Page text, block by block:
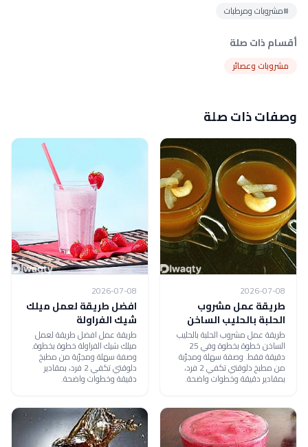
#مشروبات ومرطبات
أقسام ذات صلة
مشروبات وعصائر
وصفات ذات صلة
2026-07-08
طريقة عمل مشروب
الحلبة بالحليب الساخن
طريقة عمل مشروب الحلبة بالحليب
الساخن خطوة بخطوة وفي 25
دقيقة فقط. وصفة سهلة ومجرّبة
من مطبخ دلوقتي تكفي 2 فرد،
بمقادير دقيقة وخطوات واضحة.
2026-07-08
افضل طريقة لعمل ميلك
شيك الفراولة
طريقة عمل افضل طريقة لعمل
ميلك شيك الفراولة خطوة بخطوة.
وصفة سهلة ومجرّبة من مطبخ
دلوقتي تكفي 2 فرد، بمقادير
دقيقة وخطوات واضحة.